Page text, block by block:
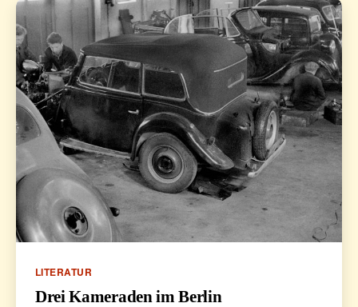
Kategorien
LITERATUR
Drei Kameraden im Berlin